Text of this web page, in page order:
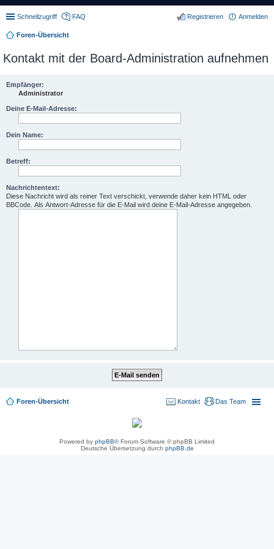
Schnellzugriff FAQ Anmelden
Registrieren
Foren-Übersicht
Kontakt mit der Board-Administration aufnehmen
Empfänger:
Administrator
Deine E-Mail-Adresse:
Dein Name:
Betreff:
Nachrichtentext:
Diese Nachricht wird als reiner Text verschickt, verwende daher kein HTML oder
BBCode. Als Antwort-Adresse für die E-Mail wird deine E-Mail-Adresse angegeben.
Foren-Übersicht Das Team
Kontakt
Powered by phpBB® Forum Software © phpBB Limited
Deutsche Übersetzung durch phpBB.de